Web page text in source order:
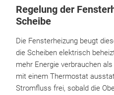
Regelung der
Scheibe
Die Fensterheizung beugt
die Scheiben elektrisch
mehr Energie verbrauchen
mit einem Thermostat
Stromfluss frei, sobald die